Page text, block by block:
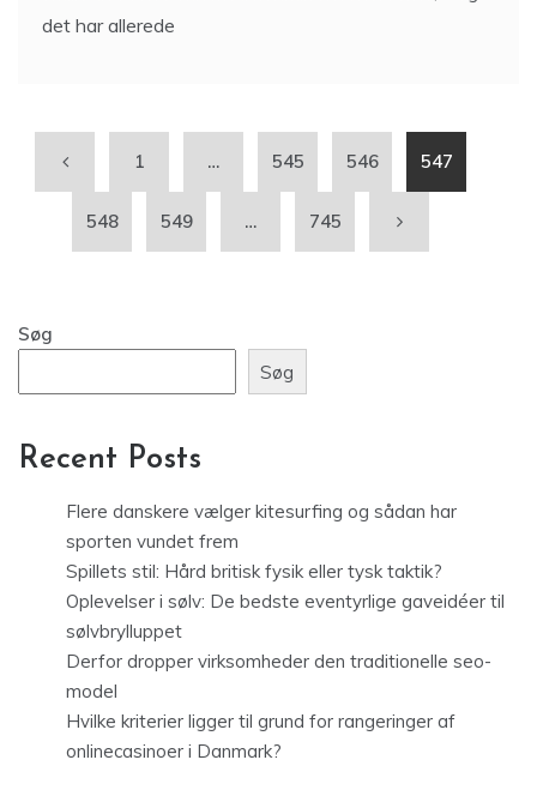
det har allerede
1 545 546 547
548 549 745
Søg
Søg
Recent Posts
Flere danskere vælger kitesurfing og sådan har
sporten vundet frem
Spillets stil: Hård britisk fysik eller tysk taktik?
Oplevelser i sølv: De bedste eventyrlige gaveidéer til
sølvbrylluppet
Derfor dropper virksomheder den traditionelle seo-
model
Hvilke kriterier ligger til grund for rangeringer af
onlinecasinoer i Danmark?